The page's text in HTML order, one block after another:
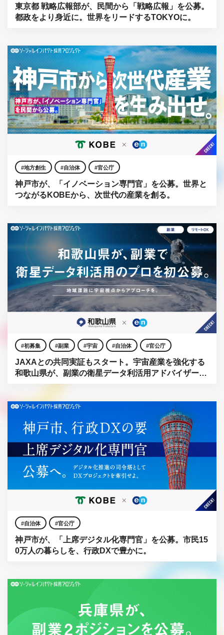
東京都 戦略広報部が、民間から「戦略広報」を公募。
都政をより身近に。世界をリードするTOKYOに。
地方創生 自治体 官公庁
神戸市が、「イノベーション専門官」を公募。世界と
つながるKOBEから、次世代の産業を創る。
初募集 副業 宇宙 自治体 官公庁
JAXAとの共同実証もスタート。宇宙産業を強化する
和歌山県が、副業の衛星データ利活用アドバイザーを
初公募。
自治体 官公庁
神戸市が、「上席デジタル化専門官」を公募。市民15
0万人の暮らしを、行政DXで豊かに。